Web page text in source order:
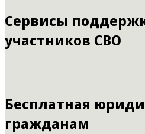
Сервисы
участников СВО
Бесплатная
гражданам